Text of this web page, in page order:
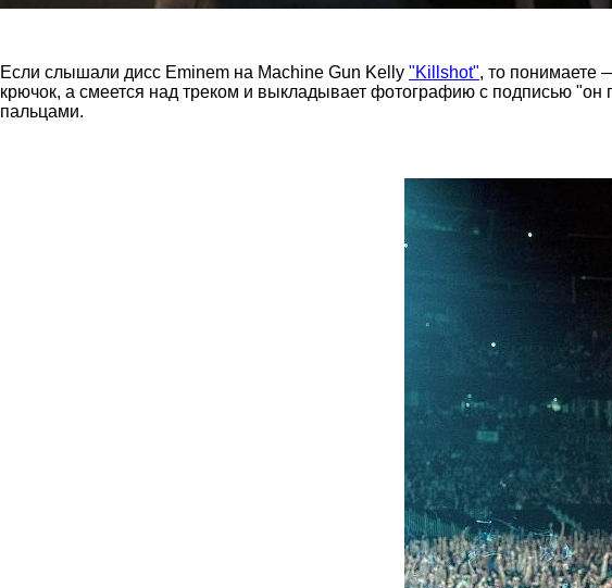
Если слышали дисс Eminem на Machine Gun Kelly "Killshot", то понимаете
крючок, а смеется над треком и выкладывает фотографию с подписью
пальцами.